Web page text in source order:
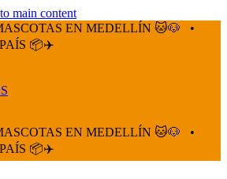
main content
EN MEDELLÍN 🐱🐶
•
📦✈️
EN MEDELLÍN 🐱🐶
•
📦✈️